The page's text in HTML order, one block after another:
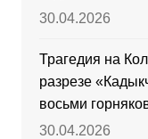
30.04.2026
Трагедия на
разрезе
восьми
30.04.2026